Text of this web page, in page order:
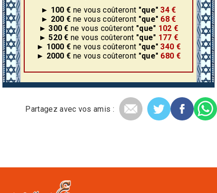
► 100 € ne vous coûteront "que" 34 €
► 200 € ne vous coûteront "que" 68 €
► 300 € ne vous coûteront "que" 102 €
► 520 € ne vous coûteront "que" 177 €
► 1000 € ne vous coûteront "que" 340 €
► 2000 € ne vous coûteront "que" 680 €
Partagez avec vos amis :